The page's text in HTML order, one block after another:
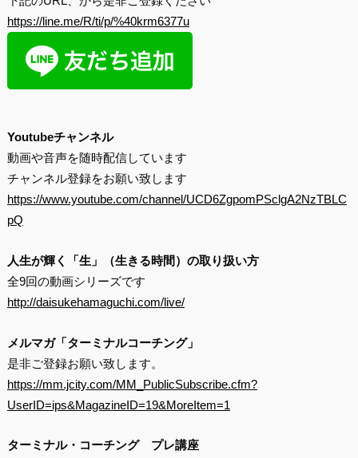
https://line.me/R/ti/p/%40krm6377u
Youtubeチャンネル
動画や音声を随時配信しています
チャンネル登録をお願い致します
https://www.youtube.com/channel/UCD6ZgpomPSclgA2NzTBLC
pQ
人生が輝く「生」（生きる時間）の取り扱い方
全9回の動画シリーズです
http://daisukehamaguchi.com/live/
メルマガ「ターミナルコーチング」
是非ご登録お願い致します。
https://mm.jcity.com/MM_PublicSubscribe.cfm?
UserID=ips&MagazineID=19&MoreItem=1
ターミナル・コーチング プレ講座